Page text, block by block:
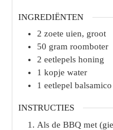
INGREDIËNTEN
2 zoete uien, groot
50 gram roomboter
2 eetlepels honing
1 kopje water
1 eetlepel
INSTRUCTIES
Als de BBQ met